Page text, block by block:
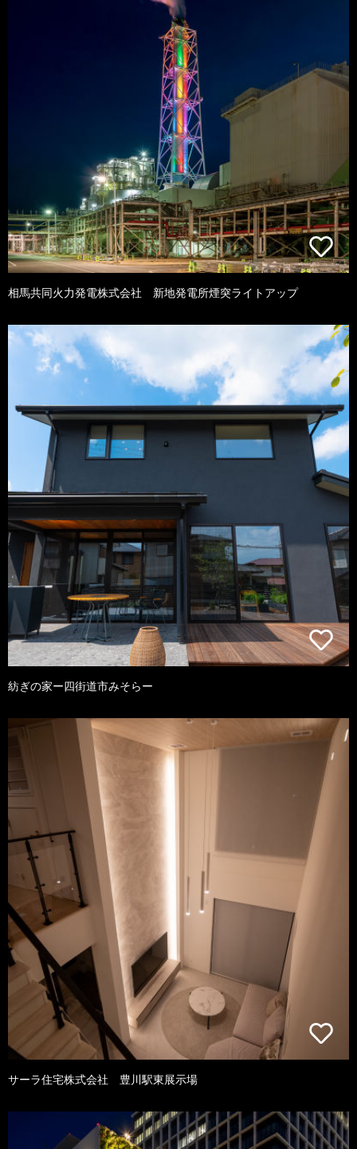
相馬共同火力発電株式会社 新地発電所煙突ライトアップ
紡ぎの家ー四街道市みそらー
サーラ住宅株式会社 豊川駅東展示場